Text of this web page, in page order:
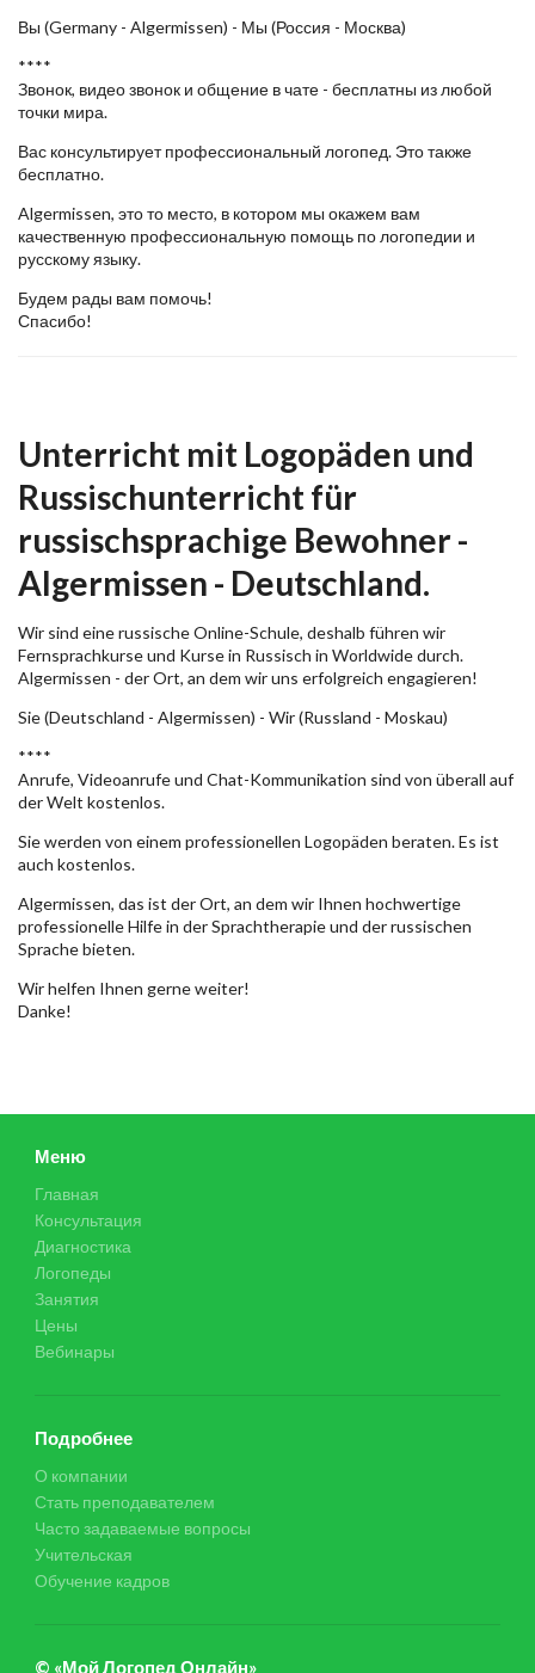
Вы (Germany - Algermissen) - Мы (Россия - Москва)
****
Звонок, видео звонок и общение в чате - бесплатны из любой
точки мира.
Вас консультирует профессиональный логопед. Это также
бесплатно.
Algermissen, это то место, в котором мы окажем вам
качественную профессиональную помощь по логопедии и
русскому языку.
Будем рады вам помочь!
Спасибо!
Unterricht mit Logopäden und
Russischunterricht für
russischsprachige Bewohner -
Algermissen - Deutschland.
Wir sind eine russische Online-Schule, deshalb führen wir
Fernsprachkurse und Kurse in Russisch in Worldwide durch.
Algermissen - der Ort, an dem wir uns erfolgreich engagieren!
Sie (Deutschland - Algermissen) - Wir (Russland - Moskau)
****
Anrufe, Videoanrufe und Chat-Kommunikation sind von überall auf
der Welt kostenlos.
Sie werden von einem professionellen Logopäden beraten. Es ist
auch kostenlos.
Algermissen, das ist der Ort, an dem wir Ihnen hochwertige
professionelle Hilfe in der Sprachtherapie und der russischen
Sprache bieten.
Wir helfen Ihnen gerne weiter!
Danke!
Меню
Главная
Консультация
Диагностика
Логопеды
Занятия
Цены
Вебинары
Подробнее
О компании
Стать преподавателем
Часто задаваемые вопросы
Учительская
Обучение кадров
© «Мой Логопед Онлайн»